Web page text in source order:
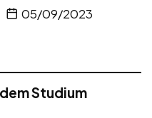
05/09/2023
Studium